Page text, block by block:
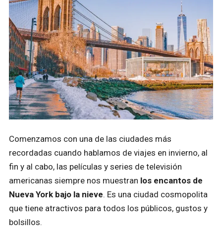
Comenzamos con una de las ciudades más
recordadas cuando hablamos de viajes en invierno, al
fin y al cabo, las películas y series de televisión
americanas siempre nos muestran los encantos de
Nueva York bajo la nieve. Es una ciudad cosmopolita
que tiene atractivos para todos los públicos, gustos y
bolsillos.